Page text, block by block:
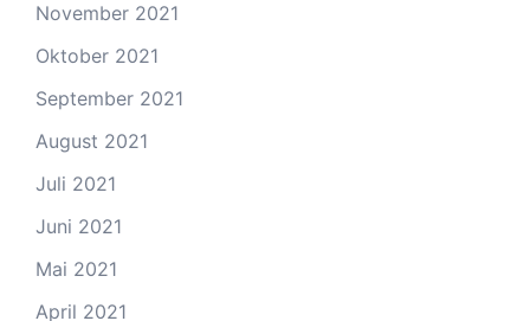
November 2021
Oktober 2021
September 2021
August 2021
Juli 2021
Juni 2021
Mai 2021
April 2021